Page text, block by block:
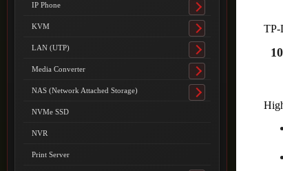
TP-
IP Phone
Toggle
submenu
KVM
Toggle
submenu
LAN (UTP)
Toggle
submenu
Media Converter
Toggle
submenu
NAS (Network Attached Storage)
Toggle
NVMe SSD
NVR
Print Server